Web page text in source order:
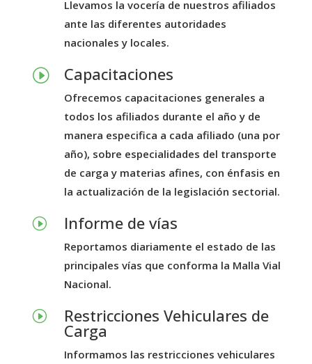
Llevamos la vocería de nuestros afiliados
ante las diferentes autoridades
nacionales y locales.
I Capacitaciones
Ofrecemos capacitaciones generales a
todos los afiliados durante el año y de
manera especifica a cada afiliado (una por
año), sobre especialidades del transporte
de carga y materias afines, con énfasis en
la actualización de la legislación sectorial.
I Informe de vías
Reportamos diariamente el estado de las
principales vías que conforma la Malla Vial
Nacional.
I Restricciones Vehiculares de
Carga
Informamos las restricciones vehiculares